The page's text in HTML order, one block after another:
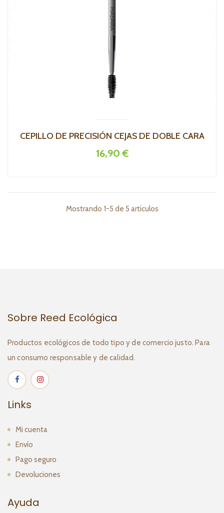
CEPILLO DE PRECISIÓN CEJAS DE DOBLE CARA
16,90 €
Mostrando 1-5 de 5 artículos
Sobre Reed Ecológica
Productos ecológicos de todo tipo y de comercio justo. Para
un consumo responsable y de calidad.
Links
Mi cuenta
Envío
Pago seguro
Devoluciones
Ayuda